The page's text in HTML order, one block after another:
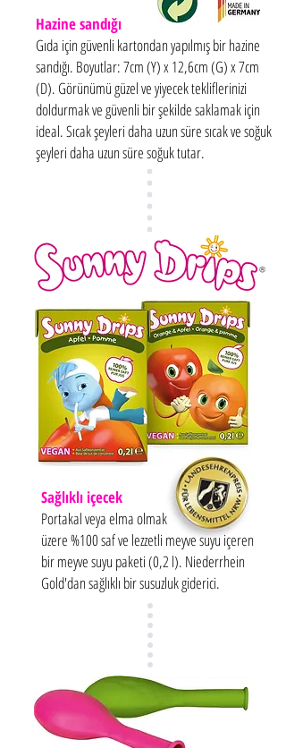
Hazine sandığı
Gıda için güvenli kartondan yapılmış bir hazine
sandığı. Boyutlar: 7cm (Y) x 12,6cm (G) x 7cm
(D). Görünümü güzel ve yiyecek tekliflerinizi
doldurmak ve güvenli bir şekilde saklamak için
ideal. Sıcak şeyleri daha uzun süre sıcak ve soğuk
şeyleri daha uzun süre soğuk tutar.
Sağlıklı içecek
Portakal veya elma olmak
üzere %100 saf ve lezzetli meyve suyu içeren
bir meyve suyu paketi (0,2 l). Niederrhein
Gold'dan sağlıklı bir susuzluk giderici.